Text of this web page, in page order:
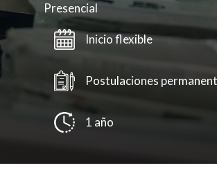
Presencial
Inicio flexible
Postulaciones
1 año